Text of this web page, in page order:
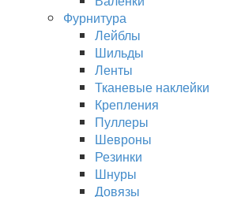
Фурнитура
Лейблы
Шильды
Ленты
Тканевые наклейки
Крепления
Пуллеры
Шевроны
Резинки
Шнуры
Довязы